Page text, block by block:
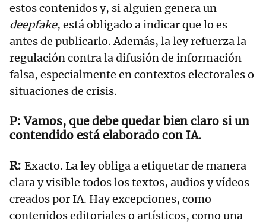
estos contenidos y, si alguien genera un
deepfake, está obligado a indicar que lo es
antes de publicarlo. Además, la ley refuerza la
regulación contra la difusión de información
falsa, especialmente en contextos electorales o
situaciones de crisis.
Vamos, que debe quedar bien claro si un
contendido está elaborado con IA.
Exacto. La ley obliga a etiquetar de manera
clara y visible todos los textos, audios y vídeos
creados por IA. Hay excepciones, como
contenidos editoriales o artísticos, como una